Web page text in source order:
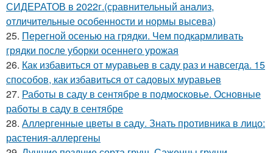
СИДЕРАТОВ в 2022г.(сравнительный анализ,
отличительные особенности и нормы высева)
25. Перегной осенью на грядки. Чем подкармливать
грядки после уборки осеннего урожая
26. Как избавиться от муравьев в саду раз и навсегда. 15
способов, как избавиться от садовых муравьев
27. Работы в саду в сентябре в подмосковье. Основные
работы в саду в сентябре
28. Аллергенные цветы в саду. Знать противника в лицо:
растения-аллергены